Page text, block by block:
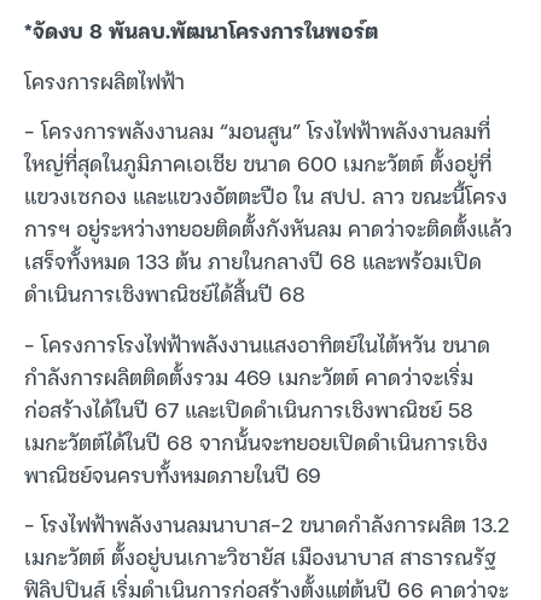
*จัดงบ 8 พันลบ.พัฒนาโครงการในพอร์ต
โครงการผลิตไฟฟ้า
– โครงการพลังงานลม “มอนสูน” โรงไฟฟ้าพลังงานลมที่
ใหญ่ที่สุดในภูมิภาคเอเชีย ขนาด 600 เมกะวัตต์ ตั้งอยู่ที่
แขวงเซกอง และแขวงอัตตะปือ ใน สปป. ลาว ขณะนี้โครง
การฯ อยู่ระหว่างทยอยติดตั้งกังหันลม คาดว่าจะติดตั้งแล้ว
เสร็จทั้งหมด 133 ต้น ภายในกลางปี 68 และพร้อมเปิด
ดำเนินการเชิงพาณิชย์ได้สิ้นปี 68
– โครงการโรงไฟฟ้าพลังงานแสงอาทิตย์ในไต้หวัน ขนาด
กำลังการผลิตติดตั้งรวม 469 เมกะวัตต์ คาดว่าจะเริ่ม
ก่อสร้างได้ในปี 67 และเปิดดำเนินการเชิงพาณิชย์ 58
เมกะวัตต์ได้ในปี 68 จากนั้นจะทยอยเปิดดำเนินการเชิง
พาณิชย์จนครบทั้งหมดภายในปี 69
– โรงไฟฟ้าพลังงานลมนาบาส-2 ขนาดกำลังการผลิต 13.2
เมกะวัตต์ ตั้งอยู่บนเกาะวิซายัส เมืองนาบาส สาธารณรัฐ
ฟิลิปปินส์ เริ่มดำเนินการก่อสร้างตั้งแต่ต้นปี 66 คาดว่าจะ